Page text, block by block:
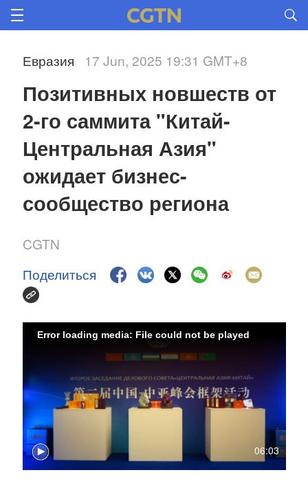
Евразия 17 Jun, 2025 19:31 GMT+8
Позитивных новшеств от
2-го саммита "Китай-
Центральная Азия"
ожидает бизнес-
сообщество региона
CGTN
Поделиться
06:03
Error loading media: File could not be played